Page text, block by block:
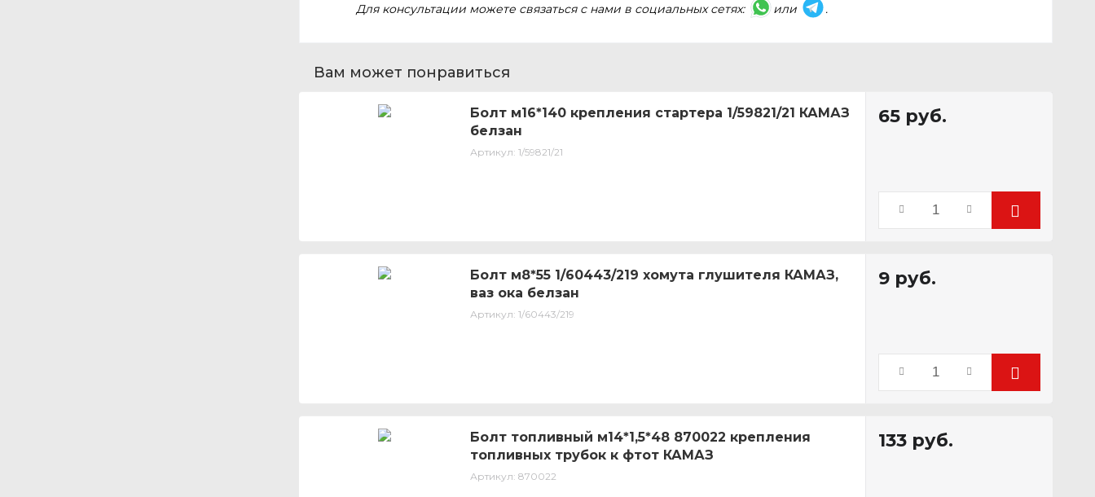
Для консультации можете связаться с нами в социальных сетях:
или .
Вам может понравиться
Болт м16*140 крепления стартера 1/59821/21 КАМАЗ
белзан
Артикул: 1/59821/21
65 руб.
Болт м8*55 1/60443/219 хомута глушителя КАМАЗ,
ваз ока белзан
Артикул: 1/60443/219
9 руб.
Болт топливный м14*1,5*48 870022 крепления
топливных трубок к фтот КАМАЗ
Артикул: 870022
133 руб.